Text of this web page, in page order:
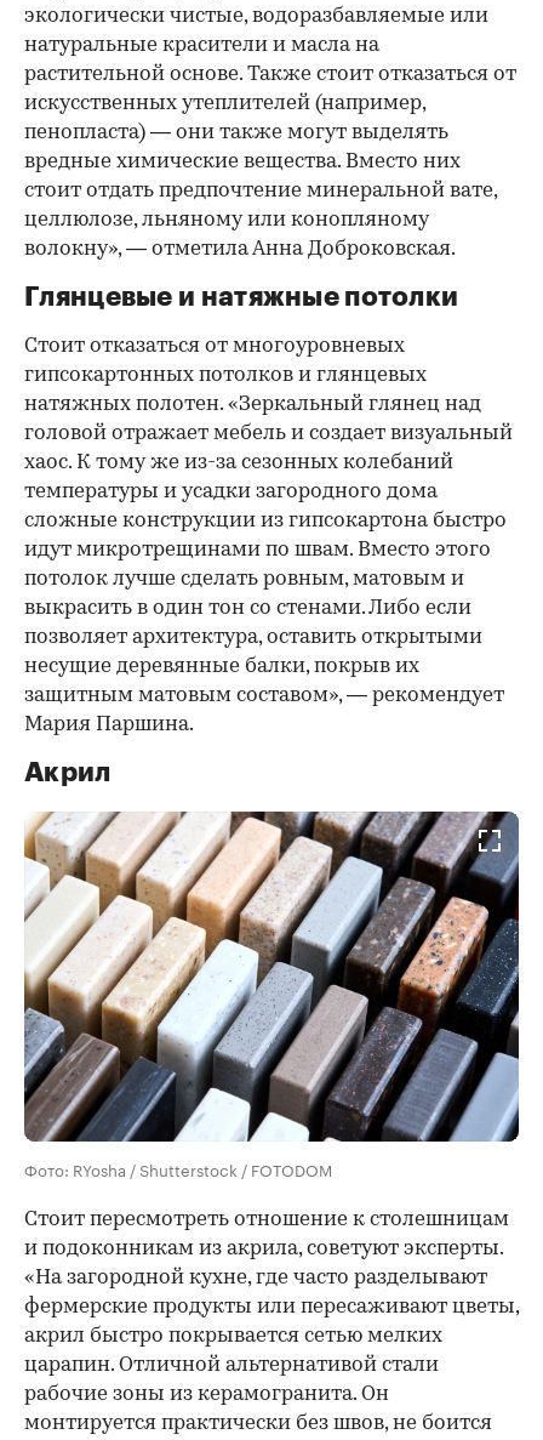
экологически чистые, водоразбавляемые или
натуральные красители и масла на
растительной основе. Также стоит отказаться от
искусственных утеплителей (например,
пенопласта) — они также могут выделять
вредные химические вещества. Вместо них
стоит отдать предпочтение минеральной вате,
целлюлозе, льняному или конопляному
волокну», — отметила Анна Доброковская.
Глянцевые и натяжные потолки
Стоит отказаться от многоуровневых
гипсокартонных потолков и глянцевых
натяжных полотен. «Зеркальный глянец над
головой отражает мебель и создает визуальный
хаос. К тому же из-за сезонных колебаний
температуры и усадки загородного дома
сложные конструкции из гипсокартона быстро
идут микротрещинами по швам. Вместо этого
потолок лучше сделать ровным, матовым и
выкрасить в один тон со стенами. Либо если
позволяет архитектура, оставить открытыми
несущие деревянные балки, покрыв их
защитным матовым составом», — рекомендует
Мария Паршина.
Акрил
Фото: RYosha / Shutterstock / FOTODOM
Стоит пересмотреть отношение к столешницам
и подоконникам из акрила, советуют эксперты.
«На загородной кухне, где часто разделывают
фермерские продукты или пересаживают цветы,
акрил быстро покрывается сетью мелких
царапин. Отличной альтернативой стали
рабочие зоны из керамогранита. Он
монтируется практически без швов, не боится